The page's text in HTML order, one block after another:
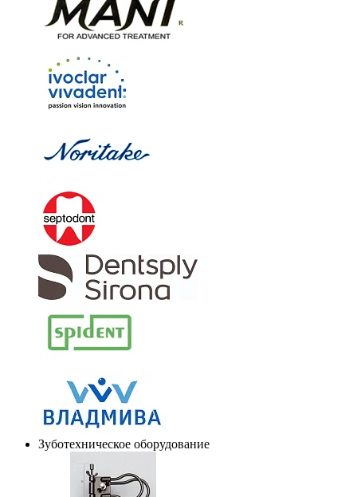
Зуботехническое оборудование